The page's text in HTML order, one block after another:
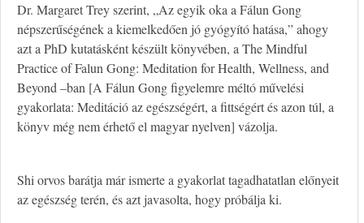
Dr. Margaret Trey szerint, „Az egyik oka a Fálun Gong
népszerűségének a kiemelkedően jó gyógyító hatása,” ahogy
azt a PhD kutatásként készült könyvében, a The Mindful
Practice of Falun Gong: Meditation for Health, Wellness, and
Beyond –ban [A Fálun Gong figyelemre méltó művelési
gyakorlata: Meditáció az egészségért, a fittségért és azon túl, a
könyv még nem érhető el magyar nyelven] vázolja.
Shi orvos barátja már ismerte a gyakorlat tagadhatatlan előnyeit
az egészség terén, és azt javasolta, hogy próbálja ki.